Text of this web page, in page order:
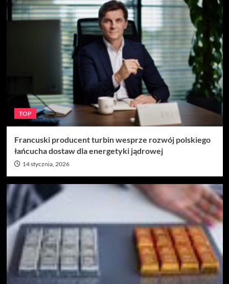
TOP
Francuski producent turbin wesprze rozwój polskiego
łańcucha dostaw dla energetyki jądrowej
14 stycznia, 2026